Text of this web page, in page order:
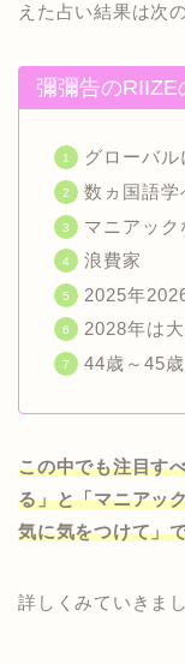
えた占い結果は次
彌彌告のRIIZE
グローバ
数ヵ国語学
マニアック
浪費家
2025年
2028年は
44歳～45
この中でも注目す
る」と「マニアッ
気に気をつけて」
詳しくみていきま